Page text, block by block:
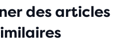
des articles